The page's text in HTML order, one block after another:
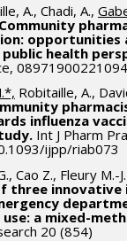
A., Chadi, A.,
Community
opportunities
health
Robitaille, A.,
influenza
Int J Pharm
ijpp/riab073
Cao Z., Fleury M.-
three innovative
a mixed-
20 (854)